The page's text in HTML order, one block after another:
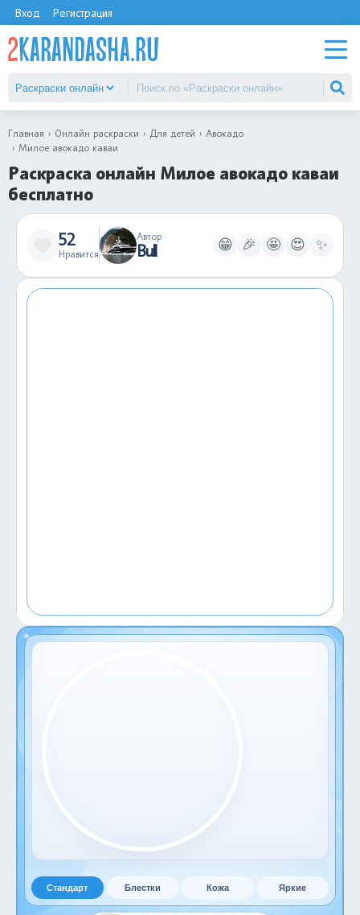
Вход Регистрация
Главная Онлайн раскраски Для детей
Авокадо
Милое авокадо каваи
Раскраска онлайн Милое авокадо каваи
бесплатно
Стандарт Блестки Кожа Яркие
52
Нравится
Автор
Bull 😁 🎉 🤩 😍 ✨